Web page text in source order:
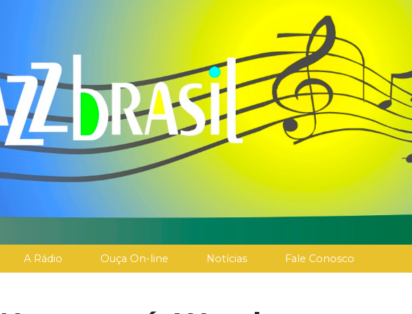
A Rádio Ouça On-line Notícias Fale Conosco